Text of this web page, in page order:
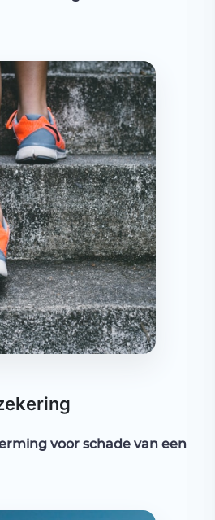
voor schade van een